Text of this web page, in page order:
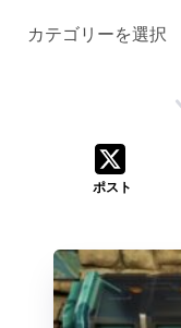
ポスト